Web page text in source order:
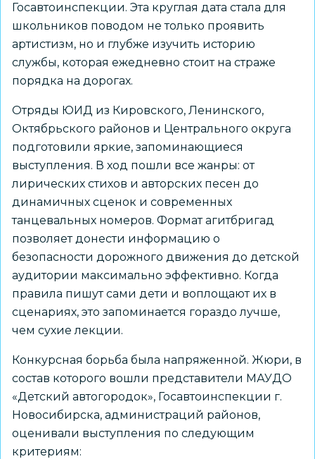
Госавтоинспекции. Эта круглая дата стала для
школьников поводом не только проявить
артистизм, но и глубже изучить историю
службы, которая ежедневно стоит на страже
порядка на дорогах.
Отряды ЮИД из Кировского, Ленинского,
Октябрьского районов и Центрального округа
подготовили яркие, запоминающиеся
выступления. В ход пошли все жанры: от
лирических стихов и авторских песен до
динамичных сценок и современных
танцевальных номеров. Формат агитбригад
позволяет донести информацию о
безопасности дорожного движения до детской
аудитории максимально эффективно. Когда
правила пишут сами дети и воплощают их в
сценариях, это запоминается гораздо лучше,
чем сухие лекции.
Конкурсная борьба была напряженной. Жюри, в
состав которого вошли представители МАУДО
«Детский автогородок», Госавтоинспекции г.
Новосибирска, администраций районов,
оценивали выступления по следующим
критериям: